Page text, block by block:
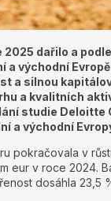
dařilo a
východní
a silnou
a kvalitních
studie Deloitte
a východní
pokračovala v
eur v roce 2024.
dosáhla 23,5